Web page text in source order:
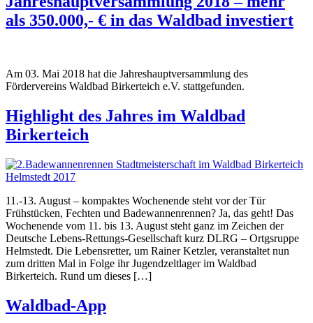
als 350.000,- € in das Waldbad investiert
Am 03. Mai 2018 hat die Jahreshauptversammlung des
Fördervereins Waldbad Birkerteich e.V. stattgefunden.
Highlight des Jahres im Waldbad
Birkerteich
11.-13. August – kompaktes Wochenende steht vor der Tür
Frühstücken, Fechten und Badewannenrennen? Ja, das geht! Das
Wochenende vom 11. bis 13. August steht ganz im Zeichen der
Deutsche Lebens-Rettungs-Gesellschaft kurz DLRG – Ortgsruppe
Helmstedt. Die Lebensretter, um Rainer Ketzler, veranstaltet nun
zum dritten Mal in Folge ihr Jugendzeltlager im Waldbad
Birkerteich. Rund um dieses […]
Waldbad-App